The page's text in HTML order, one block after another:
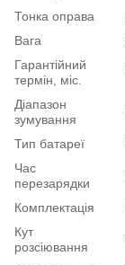
Тонка оправа
Вага
Гарантійний
термін, міс.
Діапазон
зумування
Тип батареї
Час
перезарядки
Комплектація
Кут
розсіювання